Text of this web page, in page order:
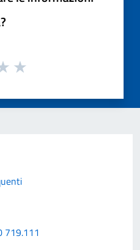
719.111